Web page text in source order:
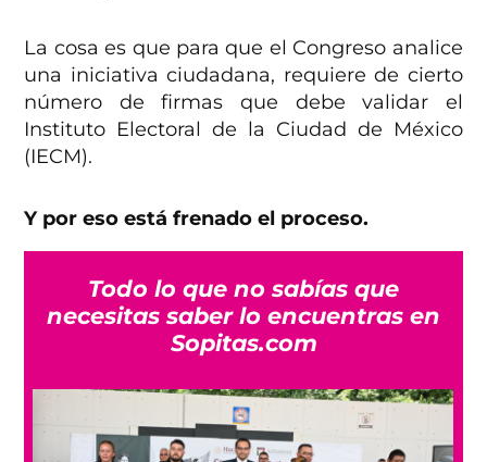
La cosa es que para que el Congreso analice
una iniciativa ciudadana, requiere de cierto
número de firmas que debe validar el
Instituto Electoral de la Ciudad de México
(IECM).
Y por eso está frenado el proceso.
Todo lo que no sabías que
necesitas saber lo encuentras en
Sopitas.com